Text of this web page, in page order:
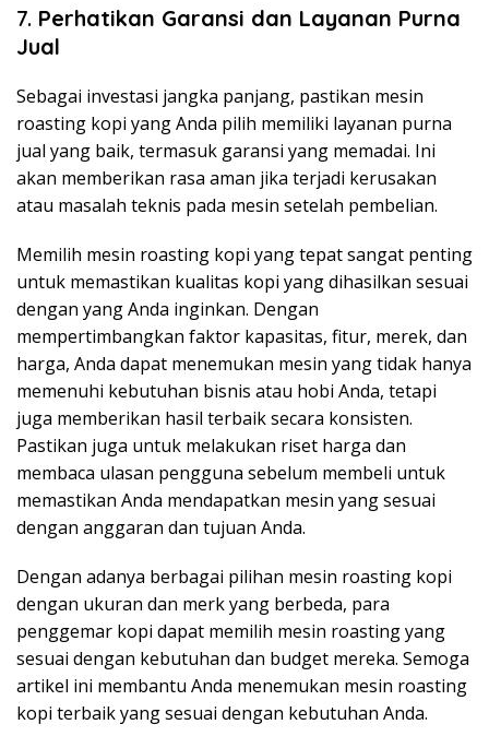
7. Perhatikan Garansi dan Layanan Purna
Jual
Sebagai investasi jangka panjang, pastikan mesin
roasting kopi yang Anda pilih memiliki layanan purna
jual yang baik, termasuk garansi yang memadai. Ini
akan memberikan rasa aman jika terjadi kerusakan
atau masalah teknis pada mesin setelah pembelian.
Memilih mesin roasting kopi yang tepat sangat penting
untuk memastikan kualitas kopi yang dihasilkan sesuai
dengan yang Anda inginkan. Dengan
mempertimbangkan faktor kapasitas, fitur, merek, dan
harga, Anda dapat menemukan mesin yang tidak hanya
memenuhi kebutuhan bisnis atau hobi Anda, tetapi
juga memberikan hasil terbaik secara konsisten.
Pastikan juga untuk melakukan riset harga dan
membaca ulasan pengguna sebelum membeli untuk
memastikan Anda mendapatkan mesin yang sesuai
dengan anggaran dan tujuan Anda.
Dengan adanya berbagai pilihan mesin roasting kopi
dengan ukuran dan merk yang berbeda, para
penggemar kopi dapat memilih mesin roasting yang
sesuai dengan kebutuhan dan budget mereka. Semoga
artikel ini membantu Anda menemukan mesin roasting
kopi terbaik yang sesuai dengan kebutuhan Anda.